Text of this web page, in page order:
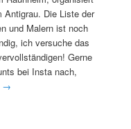
Antigrau. Die Liste der
und Malern ist noch
ich versuche das
Gerne
bei Insta nach,
→